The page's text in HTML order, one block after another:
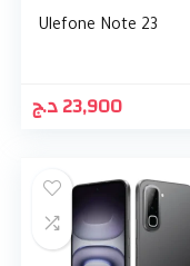
Ulefone Note 23
23,900د.ج